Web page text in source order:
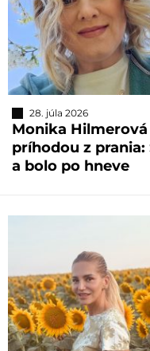
28. júla 2026
Monika
príhodou z
a bolo po hneve